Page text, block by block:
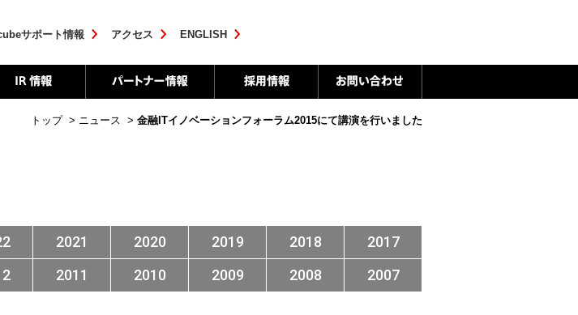
サポート情報 アクセス ENGLISH
トップ > ニュース > 金融ITイノベーションフォーラム2015にて講演を行いました
2021 2020 2019 2018
2017
2011 2010 2009 2008
2007